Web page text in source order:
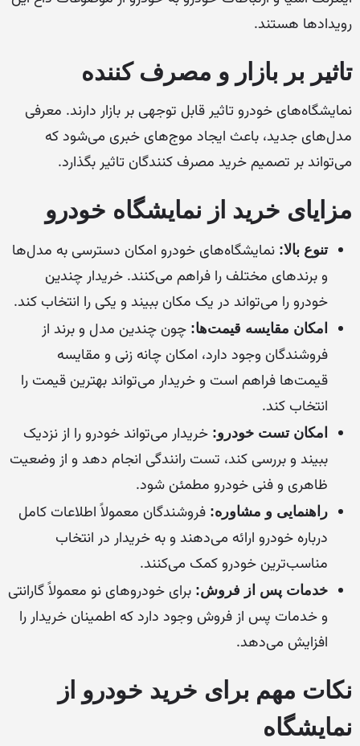
رویدادها هستند.
تاثیر بر بازار و مصرف کننده
نمایشگاه‌های خودرو تاثیر قابل توجهی بر بازار دارند. معرفی
مدل‌های جدید، باعث ایجاد موج‌های خبری می‌شود که
می‌تواند بر تصمیم خرید مصرف کنندگان تاثیر بگذارد.
مزایای خرید از نمایشگاه خودرو
تنوع بالا: نمایشگاه‌های خودرو امکان دسترسی به مدل‌ها
و برندهای مختلف را فراهم می‌کنند. خریدار چندین
خودرو را می‌تواند در یک مکان ببیند و یکی را انتخاب کند.
امکان مقایسه قیمت‌ها: چون چندین مدل و برند از
فروشندگان وجود دارد، امکان چانه زنی و مقایسه
قیمت‌ها فراهم است و خریدار می‌تواند بهترین قیمت را
انتخاب کند.
امکان تست خودرو: خریدار می‌تواند خودرو را از نزدیک
ببیند و بررسی کند، تست رانندگی انجام دهد و از وضعیت
ظاهری و فنی خودرو مطمئن شود.
راهنمایی و مشاوره: فروشندگان معمولاً اطلاعات کامل
درباره خودرو ارائه می‌دهند و به خریدار در انتخاب
مناسب‌ترین خودرو کمک می‌کنند.
خدمات پس از فروش: برای خودروهای نو معمولاً گارانتی
و خدمات پس از فروش وجود دارد که اطمینان خریدار را
افزایش می‌دهد.
نکات مهم برای خرید خودرو از
نمایشگاه